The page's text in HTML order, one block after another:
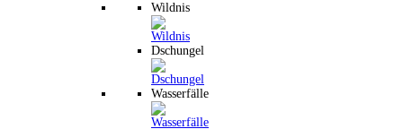
Wildnis
Dschungel
Wasserfälle